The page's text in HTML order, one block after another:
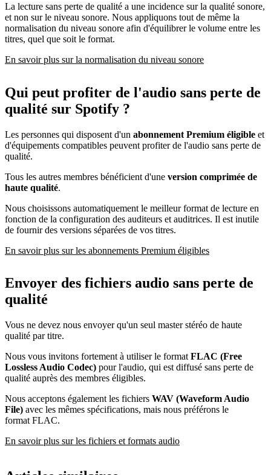
La lecture sans perte de qualité a une incidence sur la qualité sonore,
et non sur le niveau sonore. Nous appliquons tout de même la
normalisation du niveau sonore afin d'équilibrer le volume entre les
titres, quel que soit le format.
En savoir plus sur la normalisation du niveau sonore
Qui peut profiter de l'audio sans perte de
qualité sur Spotify ?
Les personnes qui disposent d'un abonnement Premium éligible et
d'équipements compatibles peuvent profiter de l'audio sans perte de
qualité.
Tous les autres membres bénéficient d'une version comprimée de
haute qualité.
Nous choisissons automatiquement le meilleur format de lecture en
fonction de la configuration des auditeurs et auditrices. Il est inutile
de fournir des versions séparées de vos titres.
En savoir plus sur les abonnements Premium éligibles
Envoyer des fichiers audio sans perte de
qualité
Vous ne devez nous envoyer qu'un seul master stéréo de haute
qualité par titre.
Nous vous invitons fortement à utiliser le format FLAC (Free
Lossless Audio Codec) pour l'audio, qui est diffusé sans perte de
qualité auprès des membres éligibles.
Nous acceptons également les fichiers WAV (Waveform Audio
File) avec les mêmes spécifications, mais nous préférons le
format FLAC.
En savoir plus sur les fichiers et formats audio